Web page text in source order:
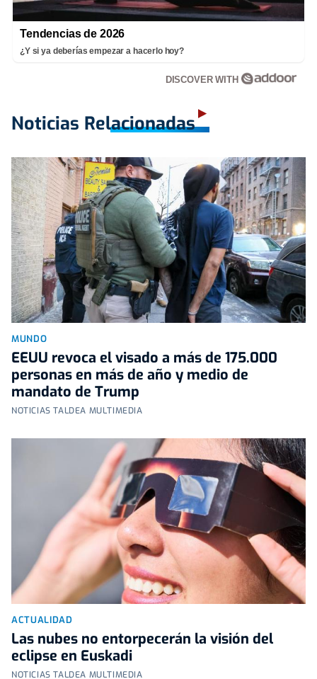
Tendencias de 2026
¿Y si ya deberías empezar a hacerlo hoy?
DISCOVER WITH
Noticias Relacionadas
MUNDO
EEUU revoca el visado a más de 175.000
personas en más de año y medio de
mandato de Trump
NOTICIAS TALDEA MULTIMEDIA
ACTUALIDAD
Las nubes no entorpecerán la visión del
eclipse en Euskadi
NOTICIAS TALDEA MULTIMEDIA